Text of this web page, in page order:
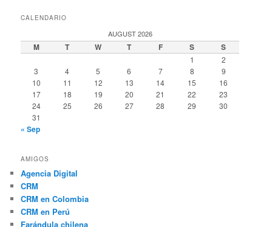
CALENDARIO
AUGUST 2026
M T W T F S S
1
2
3
4 5 6 7 8
9
10
11 12 13 14 15
16
17
18 19 20 21 22
23
24
25 26 27 28 29
30
31
« Sep
AMIGOS
Agencia Digital
CRM
CRM en Colombia
CRM en Perú
Farándula chilena